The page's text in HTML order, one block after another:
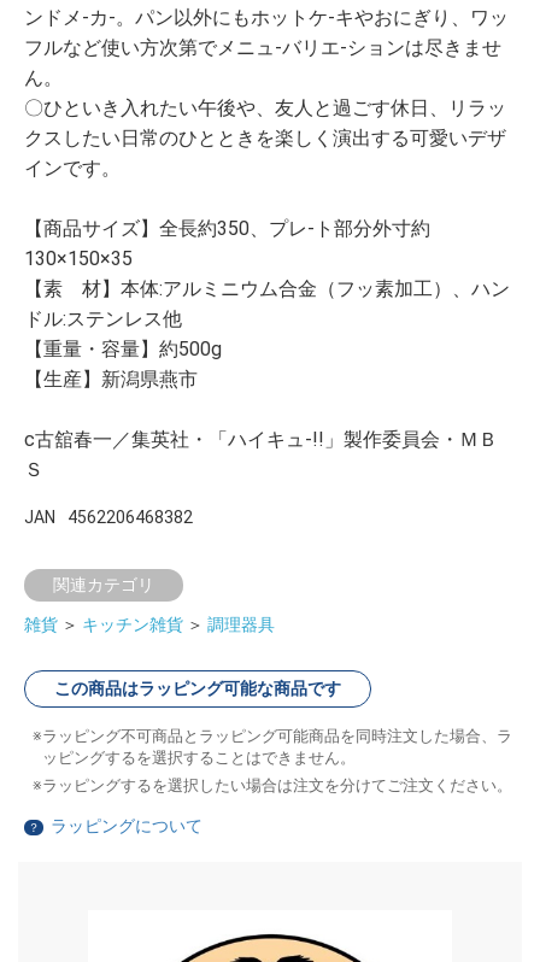
ンドメ-カ-。パン以外にもホットケ-キやおにぎり、ワッ
フルなど使い方次第でメニュ-バリエ-ションは尽きませ
ん。
〇ひといき入れたい午後や、友人と過ごす休日、リラッ
クスしたい日常のひとときを楽しく演出する可愛いデザ
インです。
【商品サイズ】全長約350、プレ-ト部分外寸約
130×150×35
【素 材】本体:アルミニウム合金（フッ素加工）、ハン
ドル:ステンレス他
【重量・容量】約500g
【生産】新潟県燕市
c古舘春一／集英社・「ハイキュ-!!」製作委員会・ＭＢ
Ｓ
JAN 4562206468382
関連カテゴリ
雑貨 ＞ キッチン雑貨 ＞ 調理器具
この商品はラッピング可能な商品です
ラッピング不可商品とラッピング可能商品を同時注文した場合、ラ
ッピングするを選択することはできません。
ラッピングするを選択したい場合は注文を分けてご注文ください。
？ ラッピングについて